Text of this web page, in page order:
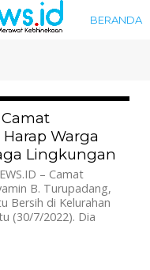
BERANDA
Warga
Lingkungan
– Camat
B. Turupadang,
Bersih di Kelurahan
(30/7/2022). Dia